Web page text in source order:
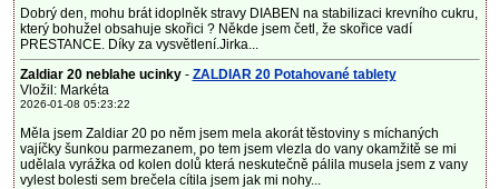
Dobrý den, mohu brát idoplněk stravy DIABEN na stabilizaci krevního cukru,
který bohužel obsahuje skořici ? Někde jsem četl, že skořice vadí
PRESTANCE. Díky za vysvětlení.Jirka...
Zaldiar 20 neblahe ucinky- ZALDIAR 20 Potahované tablety
Vložil: Markéta
2026-01-08 05:23:22
Měla jsem Zaldiar 20 po něm jsem mela akorát těstoviny s míchaných
vajíčky šunkou parmezanem, po tem jsem vlezla do vany okamžitě se mi
udělala vyrážka od kolen dolů která neskutečně pálila musela jsem z vany
vylest bolesti sem brečela cítila jsem jak mi nohy...